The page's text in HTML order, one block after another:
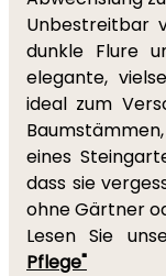
Unbestreitbar
dunkle Flure
elegante,
ideal zum
eines
dass sie
ohne Gärtner
Lesen Sie
Pflege"